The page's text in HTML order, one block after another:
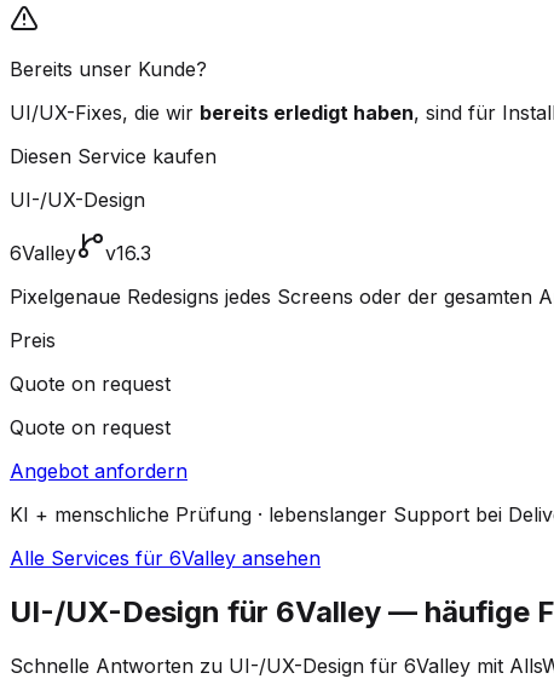
Bereits unser Kunde?
UI/UX-Fixes, die wir bereits erledigt haben, sind für
Diesen Service kaufen
UI-/UX-Design
6Valley
v16.3
Pixelgenaue Redesigns jedes Screens oder der gesamten
Preis
Quote on request
Quote on request
Angebot anfordern
KI + menschliche Prüfung · lebenslanger Support bei
Alle Services für 6Valley ansehen
UI-/UX-Design für 6Valley — häufige
Schnelle Antworten zu UI-/UX-Design für 6Valley mit